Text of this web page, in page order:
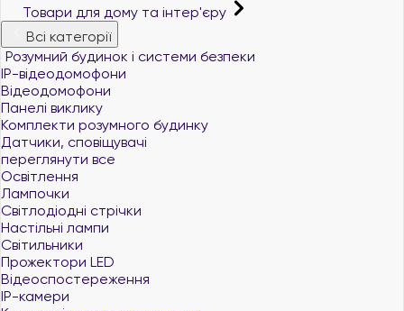
Товари для дому та інтер'єру
Всі категорії
Розумний будинок і системи безпеки
IP-відеодомофони
Відеодомофони
Панелі виклику
Комплекти розумного будинку
Датчики, сповіщувачі
переглянути все
Освітлення
Лампочки
Світлодіодні стрічки
Настільні лампи
Світильники
Прожектори LED
Відеоспостереження
IP-камери